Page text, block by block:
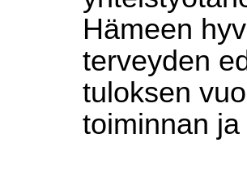
Hämeen
terveyden
tuloksen
toiminnan